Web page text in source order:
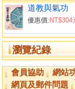
道教與氣功
優惠價: NT$304
瀏覽紀錄
會員協助 網站
網頁及郵件問題